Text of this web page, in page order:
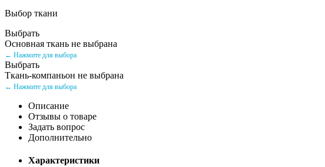
Выбор ткани
Выбрать
Основная ткань не выбрана
← Нажмите для выбора
Выбрать
Ткань-компаньон не выбрана
← Нажмите для выбора
Описание
Отзывы о товаре
Задать вопрос
Дополнительно
Характеристики